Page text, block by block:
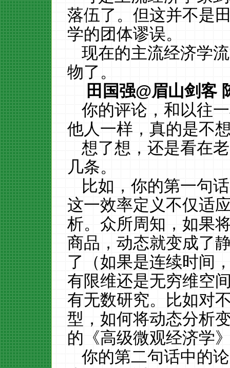
落伍了。但这并不是
学的团体谬误。
现在的主流经济学
物了。
田国强@眉山剑客
你的评论，和以往
他人一样，真的是不
想了想，还是看在
几条。
比如，你的第一句
这一效率定义不仅适
析。众所周知，如果
商品，动态就变成了
了（如果是连续时间
有限维还是无穷维空
有无数研究。比如对
型，如何将动态分析
的《高级微观经济学
你的第二句话中的